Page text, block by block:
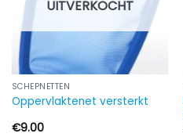
UITVERKOCHT
SCHEPNETTEN
Oppervlaktenet versterkt
€9.00